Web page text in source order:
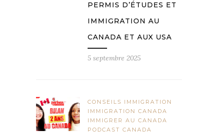
PERMIS D’ÉTUDES ET
IMMIGRATION AU
CANADA ET AUX USA
5 septembre 2025
CONSEILS IMMIGRATION
IMMIGRATION CANADA
IMMIGRER AU CANADA
PODCAST CANADA